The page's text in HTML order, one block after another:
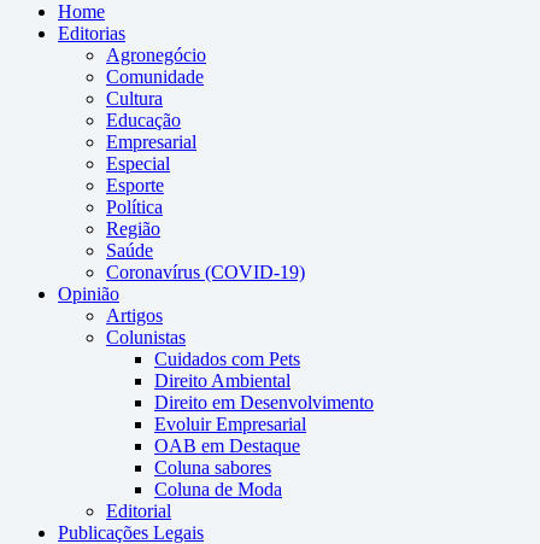
Home
Editorias
Agronegócio
Comunidade
Cultura
Educação
Empresarial
Especial
Esporte
Política
Região
Saúde
Coronavírus (COVID-19)
Opinião
Artigos
Colunistas
Cuidados com Pets
Direito Ambiental
Direito em Desenvolvimento
Evoluir Empresarial
OAB em Destaque
Coluna sabores
Coluna de Moda
Editorial
Publicações Legais